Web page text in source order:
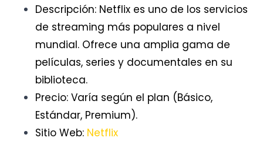
Descripción: Netflix es uno de los servicios
de streaming más populares a nivel
mundial. Ofrece una amplia gama de
películas, series y documentales en su
biblioteca.
Precio: Varía según el plan (Básico,
Estándar, Premium).
Sitio Web: Netflix